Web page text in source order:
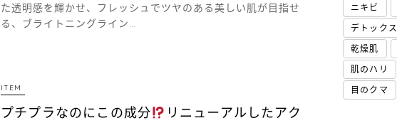
た透明感を輝かせ、フレッシュでツヤのある美しい肌が目指せ
る、ブライトニングライン…
ITEM
プチプラなのにこの成分
リニューアルしたアク
ニキビ
デトックス
乾燥肌
肌のハリ
目のクマ